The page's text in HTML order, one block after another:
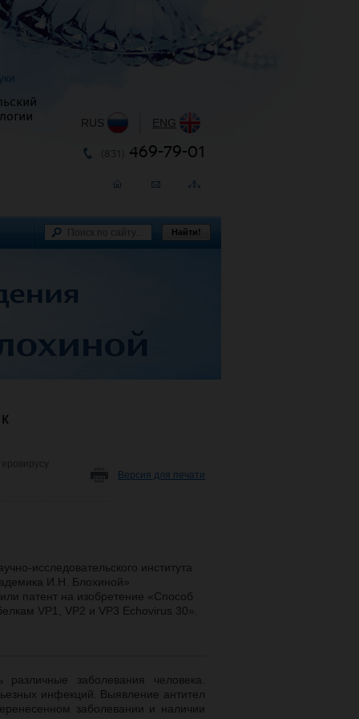
Версия для печати
исследовательского института
И.Н. Блохиной»
патент на изобретение «Способ
VP1, VP2 и VP3 Echovirus 30».
заболевания человека.
инфекций. Выявление антител
заболевании и наличии
RUS ENG
469-79-01
Найти!